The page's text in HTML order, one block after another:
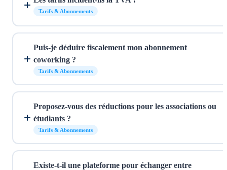
Tarifs & Abonnements
Puis-je déduire fiscalement mon abonnement
coworking ?
Tarifs & Abonnements
Proposez-vous des réductions pour les associations ou
étudiants ?
Tarifs & Abonnements
Existe-t-il une plateforme pour échanger entre